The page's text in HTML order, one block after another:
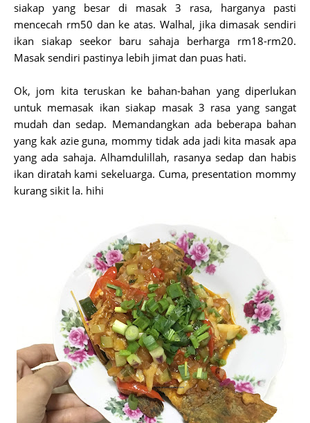
siakap yang besar di masak 3 rasa, harganya pasti
mencecah rm50 dan ke atas. Walhal, jika dimasak sendiri
ikan siakap seekor baru sahaja berharga rm18-rm20.
Masak sendiri pastinya lebih jimat dan puas hati.
Ok, jom kita teruskan ke bahan-bahan yang diperlukan
untuk memasak ikan siakap masak 3 rasa yang sangat
mudah dan sedap. Memandangkan ada beberapa bahan
yang kak azie guna, mommy tidak ada jadi kita masak apa
yang ada sahaja. Alhamdulillah, rasanya sedap dan habis
ikan diratah kami sekeluarga. Cuma, presentation mommy
kurang sikit la. hihi